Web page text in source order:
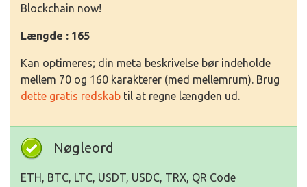
Blockchain now!
Længde : 165
Kan optimeres; din meta beskrivelse bør indeholde
mellem 70 og 160 karakterer (med mellemrum). Brug
dette gratis redskab til at regne længden ud.
Nøgleord
ETH, BTC, LTC, USDT, USDC, TRX, QR Code